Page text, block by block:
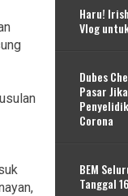
Haru!
Vlog
Dubes
Pasar
Corona
BEM
Tanggal